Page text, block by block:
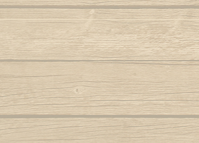
Autor : Profesor Pretinho
Camafeu (Samba no mar)
Capineiro de ioiô
Capoeira a mais bela é você
Autor : Mestre Torneiro
Capoeira da Africa